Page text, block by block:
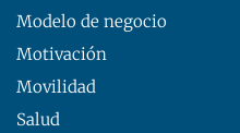
Modelo de negocio
Motivación
Movilidad
Salud